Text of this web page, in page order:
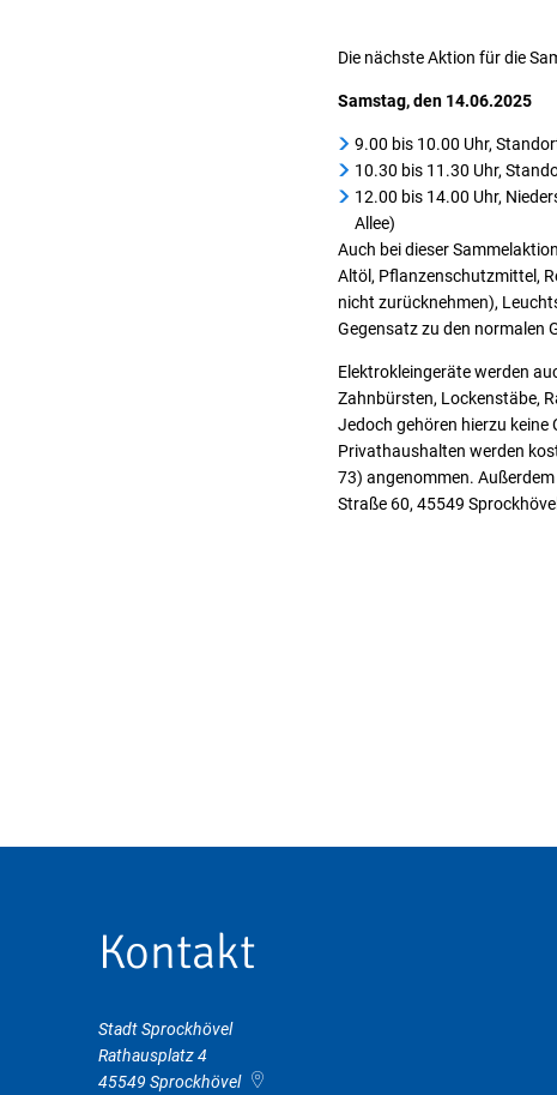
Die nächste Aktion für die
Samstag, den 14.06.2025
9.00 bis 10.00 Uhr,
10.30 bis 11.30 Uhr,
12.00 bis 14.00 Uhr,
Allee)
Auch bei dieser
Altöl, Pflanzenschutzmittel,
nicht zurücknehmen),
Gegensatz zu den normalen
Elektrokleingeräte werden
Zahnbürsten, Lockenstäbe,
Jedoch gehören hierzu
Privathaushalten werden
73) angenommen.
Straße 60, 45549
Kontakt
Stadt Sprockhövel
Rathausplatz 4
45549 Sprockhövel